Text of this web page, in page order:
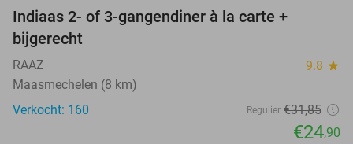
Indiaas 2- of 3-gangendiner à la carte +
bijgerecht
RAAZ 9.8 star
Maasmechelen (8 km)
Verkocht: 160
Regulier €31,85
€24,90